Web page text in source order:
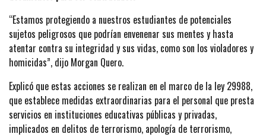
“Estamos protegiendo a nuestros estudiantes de potenciales
sujetos peligrosos que podrían envenenar sus mentes y hasta
atentar contra su integridad y sus vidas, como son los violadores y
homicidas”, dijo Morgan Quero.
Explicó que estas acciones se realizan en el marco de la ley 29988,
que establece medidas extraordinarias para el personal que presta
servicios en instituciones educativas públicas y privadas,
implicados en delitos de terrorismo, apología de terrorismo,